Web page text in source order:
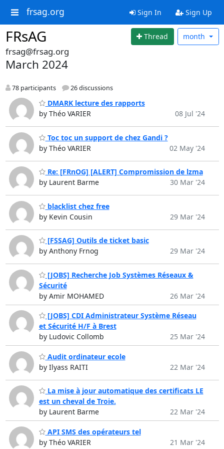
frsag.org Sign In Sign Up
FRsAG Thread month
frsag@frsag.org
March 2024
78 participants 26 discussions
DMARK lecture des rapports
by Théo VARIER
08 Jul '24
Toc toc un support de chez Gandi ?
by Théo VARIER
02 May '24
Re: [FRnOG] [ALERT] Compromission de lzma
by Laurent Barme
30 Mar '24
blacklist chez free
by Kevin Cousin
29 Mar '24
[FSSAG] Outils de ticket basic
by Anthony Frnog
29 Mar '24
[JOBS] Recherche Job Systèmes Réseaux &
Sécurité
by Amir MOHAMED
26 Mar '24
[JOBS] CDI Administrateur Système Réseau
et Sécurité H/F à Brest
by Ludovic Collomb
25 Mar '24
Audit ordinateur ecole
by Ilyass RAITI
22 Mar '24
La mise à jour automatique des certificats LE
est un cheval de Troie.
by Laurent Barme
22 Mar '24
API SMS des opérateurs tel
by Théo VARIER
21 Mar '24